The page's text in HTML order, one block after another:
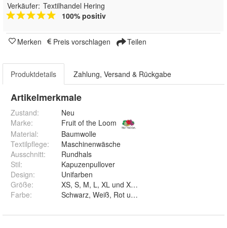
Verkäufer: Textilhandel Hering
100% positiv
Merken Preis vorschlagen Teilen
Produktdetails Zahlung, Versand & Rückgabe
Artikelmerkmale
Zustand:
Neu
Marke:
Fruit of the Loom
Material:
Baumwolle
Textilpflege:
Maschinenwäsche
Ausschnitt:
Rundhals
Stil:
Kapuzenpullover
Design:
Unifarben
Größe:
XS, S, M, L, XL und XXL
Farbe: